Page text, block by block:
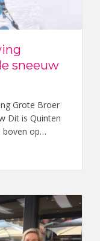
sneeuw
Grote Broer
Dit is Quinten
boven op…
als ‘flying